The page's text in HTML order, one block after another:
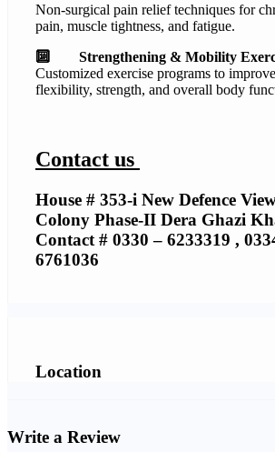
Non-surgical pain relief techniques for
pain, muscle tightness, and fatigue.
🔟
Strengthening & Mobility
Customized exercise programs to improve
flexibility, strength, and overall body
Contact us
House # 353-i New Defence
Colony Phase-II Dera Ghazi
Contact # 0330 – 6233319 ,
6761036
Location
Write a Review